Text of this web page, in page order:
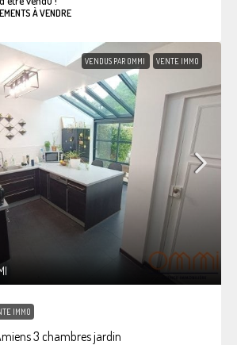
À VENDRE
VENDUS PAR OMMI VENTE IMMO
IMMO
3 chambres jardin